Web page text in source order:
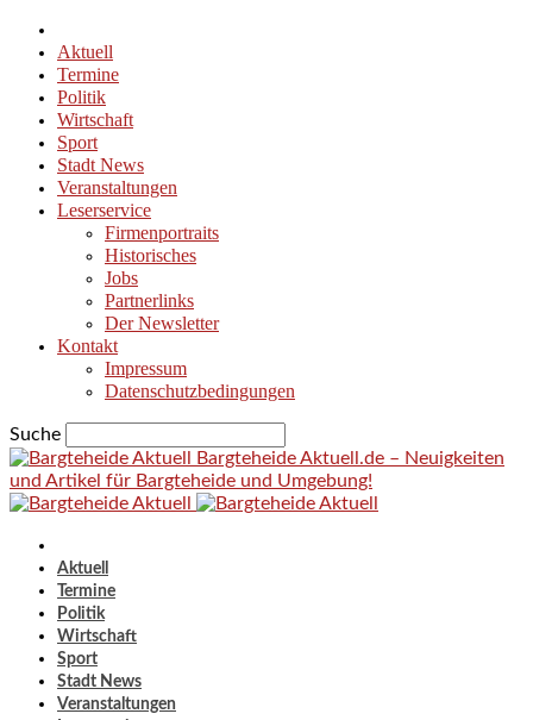
Aktuell
Termine
Politik
Wirtschaft
Sport
Stadt News
Veranstaltungen
Leserservice
Firmenportraits
Historisches
Jobs
Partnerlinks
Der Newsletter
Kontakt
Impressum
Datenschutzbedingungen
Suche
Bargteheide Aktuell.de – Neuigkeiten
und Artikel für Bargteheide und Umgebung!
Aktuell
Termine
Politik
Wirtschaft
Sport
Stadt News
Veranstaltungen